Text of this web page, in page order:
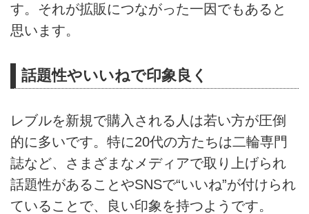
す。それが拡販につながった一因でもあると
思います。
話題性やいいねで印象良く
レブルを新規で購入される人は若い方が圧倒
的に多いです。特に20代の方たちは二輪専門
誌など、さまざまなメディアで取り上げられ
話題性があることやSNSで“いいね”が付けられ
ていることで、良い印象を持つようです。